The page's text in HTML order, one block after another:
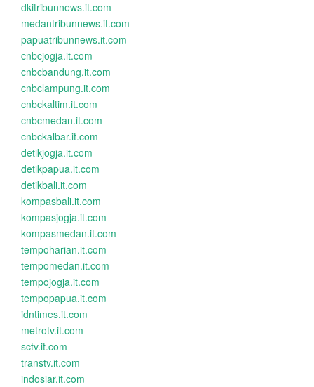
dkitribunnews.it.com
medantribunnews.it.com
papuatribunnews.it.com
cnbcjogja.it.com
cnbcbandung.it.com
cnbclampung.it.com
cnbckaltim.it.com
cnbcmedan.it.com
cnbckalbar.it.com
detikjogja.it.com
detikpapua.it.com
detikbali.it.com
kompasbali.it.com
kompasjogja.it.com
kompasmedan.it.com
tempoharian.it.com
tempomedan.it.com
tempojogja.it.com
tempopapua.it.com
idntimes.it.com
metrotv.it.com
sctv.it.com
transtv.it.com
indosiar.it.com